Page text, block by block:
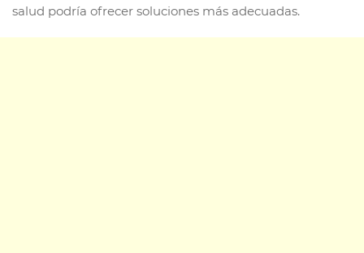
salud podría ofrecer soluciones más adecuadas.